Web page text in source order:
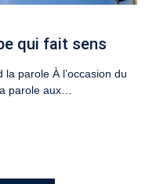
qui fait sens
parole À l’occasion du
parole aux…